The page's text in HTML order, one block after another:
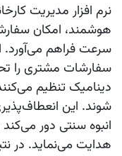
هوشمند، امکان
سرعت فراهم می‌آورد.
سفارشات مشتری را
دینامیک تنظیم
شوند. این
انبوه سنتی دور
هدایت می‌نماید. در